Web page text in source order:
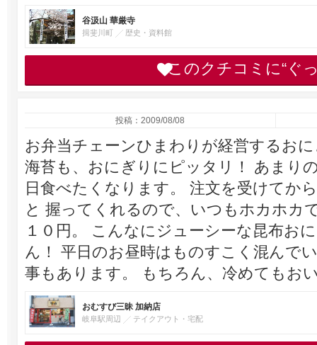
谷汲山 華厳寺
揖斐川町 歴史・資料館
このクチコミに“ぐ
投稿：2009/08/08
お弁当チェーンひまわりが経営するお
海苔も、おにぎりにピッタリ！ あまり
日食べたくなります。 注文を受けてか
と 握ってくれるので、いつもホカホカ
１０円。 こんなにジューシーな昆布お
ん！ 平日のお昼時はものすこく混んで
事もあります。 もちろん、冷めてもお
おむすび三昧 加納店
岐阜駅周辺 テイクアウト・宅配